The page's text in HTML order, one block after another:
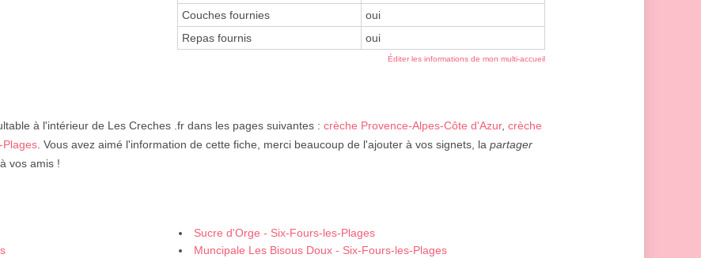
Couches fournies
oui
Repas fournis
oui
Éditer les informations de mon multi-accueil
à l'intérieur de Les Creches .fr dans les pages suivantes : crèche Provence-Alpes-Côte d'Azur, crèche
Plages . Vous avez aimé l'information de cette fiche, merci beaucoup de l'ajouter à vos signets, la partager
vos amis !
Sucre d'Orge - Six-Fours-les-Plages
Muncipale Les Bisous Doux - Six-Fours-les-Plages